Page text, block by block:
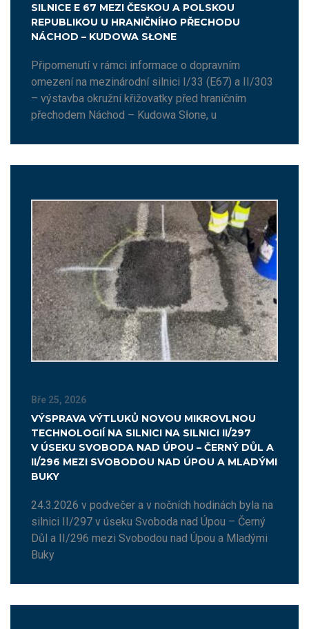
SILNICE E 67 MEZI ČESKOU A POLSKOU
REPUBLIKOU U HRANIČNÍHO PŘECHODU
NÁCHOD – KUDOWA SŁONE
Připomenutí v rámci informace o dopravním
omezení na mezinárodní silnici I/33 (E67) a II/303
– výstavba okružní křižovatky před hraničním
přechodem Náchod – Kudowa Słone, u
VÝSPRAVA VÝTLUKŮ NOVOU MIKROVLNOU
TECHNOLOGIÍ NA SILNICI NA SILNICI II/297
V ÚSEKU SVOBODA NAD ÚPOU – ČERNÝ DŮL A
II/296 MEZI SVOBODOU NAD ÚPOU A MLADÝMI
BUKY
24.3.2026 v podvečer a v nočních hodinách byla na
silnici II/297 v úseku Svoboda nad Úpou – Černý
Důl a II/296 mezi Svobodou nad Úpou a Mladými
Buky
Bře 25, 2026